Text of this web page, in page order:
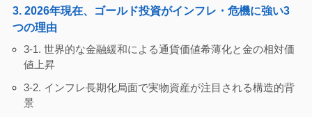
3. 2026年現在、ゴールド投資がインフレ・危機に強い3
つの理由
3-1. 世界的な金融緩和による通貨価値希薄化と金の相対価
値上昇
3-2. インフレ長期化局面で実物資産が注目される構造的背
景